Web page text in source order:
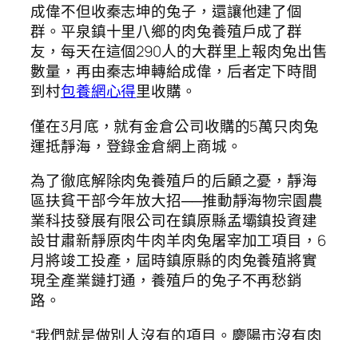
成偉不但收秦志坤的兔子，還讓他建了個
群。平泉鎮十里八鄉的肉兔養殖戶成了群
友，每天在這個290人的大群里上報肉兔出售
數量，再由秦志坤轉給成偉，后者定下時間
到村包養網心得里收購。
僅在3月底，就有金倉公司收購的5萬只肉兔
運抵靜海，登錄金倉網上商城。
為了徹底解除肉兔養殖戶的后顧之憂，靜海
區扶貧干部今年放大招──推動靜海物宗園農
業科技發展有限公司在鎮原縣孟壩鎮投資建
設甘肅新靜原肉牛肉羊肉兔屠宰加工項目，6
月將竣工投產，屆時鎮原縣的肉兔養殖將實
現全產業鏈打通，養殖戶的兔子不再愁銷
路。
“我們就是做別人沒有的項目。慶陽市沒有肉